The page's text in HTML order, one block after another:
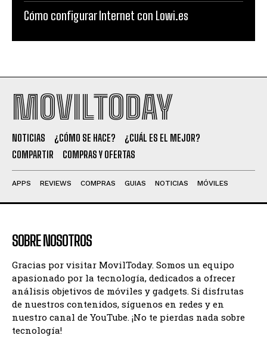
Cómo configurar Internet con Lowi.es
MOVILTODAY
NOTICIAS ¿CÓMO SE HACE?
¿CUÁL ES EL MEJOR?
COMPARTIR
COMPRAS Y OFERTAS
APPS REVIEWS COMPRAS GUIAS NOTICIAS MÓVILES
SOBRE NOSOTROS
Gracias por visitar MovilToday. Somos un equipo
apasionado por la tecnología, dedicados a ofrecer
análisis objetivos de móviles y gadgets. Si disfrutas
de nuestros contenidos, síguenos en redes y en
nuestro canal de YouTube. ¡No te pierdas nada sobre
tecnología!